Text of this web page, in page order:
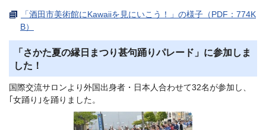
「酒田市美術館にKawaiiを見にいこう！」の様子（PDF：774K
B）
「さかた夏の縁日まつり甚句踊りパレード」に参加しま
した！
国際交流サロンより外国出身者・日本人合わせて32名が参加し、
｢女踊り｣を踊りました。